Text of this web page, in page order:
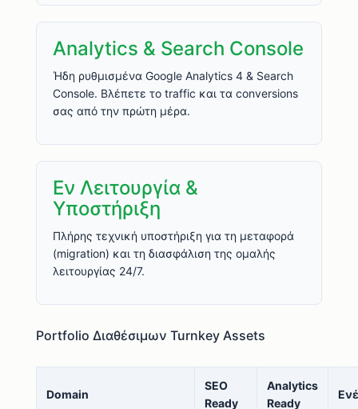
Analytics & Search Console
Ήδη ρυθμισμένα Google Analytics 4 & Search
Console. Βλέπετε το traffic και τα conversions
σας από την πρώτη μέρα.
Εν Λειτουργία &
Υποστήριξη
Πλήρης τεχνική υποστήριξη για τη μεταφορά
(migration) και τη διασφάλιση της ομαλής
λειτουργίας 24/7.
Portfolio Διαθέσιμων Turnkey Assets
Domain
SEO
Ready
Analytics
Ready